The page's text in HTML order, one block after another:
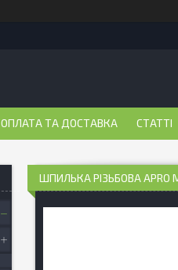
ОПЛАТА ТА ДОСТАВКА СТАТТІ
ШПИЛЬКА РІЗЬБОВА APRO